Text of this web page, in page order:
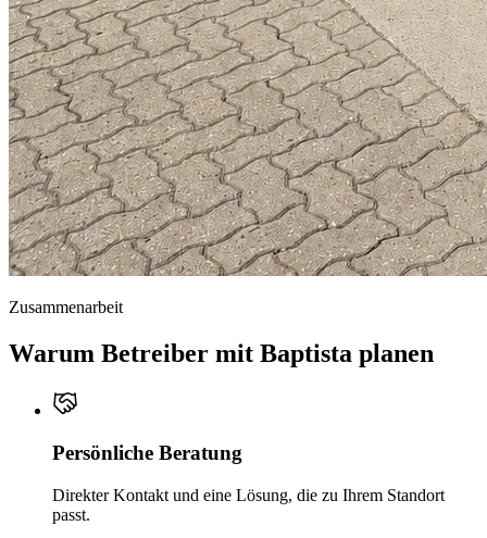
Zusammenarbeit
Warum Betreiber mit Baptista planen
Persönliche Beratung
Direkter Kontakt und eine Lösung, die zu Ihrem Standort
passt.